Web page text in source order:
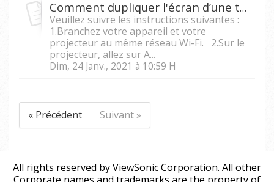
Comment dupliquer l'écran d’une tablette ou d’un téléphone portable vers un projecteur intelligent ?
Veuillez suivre les instructions suivantes :
1.Branchez votre appareil et votre
projecteur au même réseau Wi-Fi. 2.Sur le
projecteur, allez sur A...
Dim, 24 Janv., 2021 à 10:59 H
« Précédent Suivant »
All rights reserved by ViewSonic Corporation. All other